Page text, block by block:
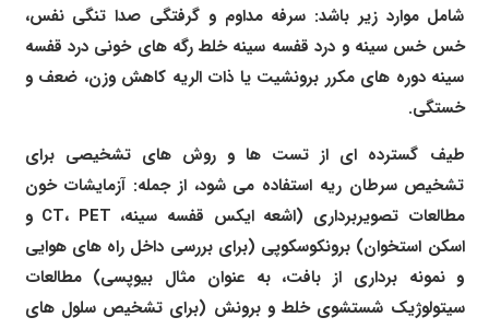
شامل موارد زیر باشد: سرفه مداوم و گرفتگی صدا تنگی نفس،
خس خس سینه و درد قفسه سینه خلط رگه های خونی درد قفسه
سینه دوره های مکرر برونشیت یا ذات الریه کاهش وزن، ضعف و
خستگی.
طیف گسترده ای از تست ها و روش های تشخیصی برای
تشخیص سرطان ریه استفاده می شود، از جمله: آزمایشات خون
مطالعات تصویربرداری (اشعه ایکس قفسه سینه، CT، PET و
اسکن استخوان) برونکوسکوپی (برای بررسی داخل راه های هوایی
و نمونه برداری از بافت، به عنوان مثال بیوپسی) مطالعات
سیتولوژیک شستشوی خلط و برونش (برای تشخیص سلول های